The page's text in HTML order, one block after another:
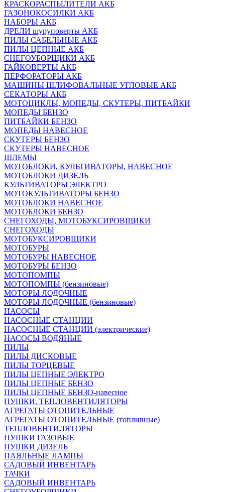
КРАСКОРАСПЫЛИТЕЛИ АКБ
ГАЗОНОКОСИЛКИ АКБ
НАБОРЫ АКБ
ДРЕЛИ шуруповерты АКБ
ПИЛЫ САБЕЛЬНЫЕ АКБ
ПИЛЫ ЦЕПНЫЕ АКБ
СНЕГОУБОРЩИКИ АКБ
ГАЙКОВЕРТЫ АКБ
ПЕРФОРАТОРЫ АКБ
МАШИНЫ ШЛИФОВАЛЬНЫЕ УГЛОВЫЕ АКБ
СЕКАТОРЫ АКБ
МОТОЦИКЛЫ, МОПЕДЫ, СКУТЕРЫ, ПИТБАЙКИ
МОПЕДЫ БЕНЗО
ПИТБАЙКИ БЕНЗО
МОПЕДЫ НАВЕСНОЕ
СКУТЕРЫ БЕНЗО
СКУТЕРЫ НАВЕСНОЕ
ШЛЕМЫ
МОТОБЛОКИ, КУЛЬТИВАТОРЫ, НАВЕСНОЕ
МОТОБЛОКИ ДИЗЕЛЬ
КУЛЬТИВАТОРЫ ЭЛЕКТРО
МОТОКУЛЬТИВАТОРЫ БЕНЗО
МОТОБЛОКИ НАВЕСНОЕ
МОТОБЛОКИ БЕНЗО
СНЕГОХОДЫ, МОТОБУКСИРОВЩИКИ
СНЕГОХОДЫ
МОТОБУКСИРОВЩИКИ
МОТОБУРЫ
МОТОБУРЫ НАВЕСНОЕ
МОТОБУРЫ БЕНЗО
МОТОПОМПЫ
МОТОПОМПЫ (бензиновые)
МОТОРЫ ЛОДОЧНЫЕ
МОТОРЫ ЛОДОЧНЫЕ (бензиновые)
НАСОСЫ
НАСОСНЫЕ СТАНЦИИ
НАСОСНЫЕ СТАНЦИИ (электрические)
НАСОСЫ ВОДЯНЫЕ
ПИЛЫ
ПИЛЫ ДИСКОВЫЕ
ПИЛЫ ТОРЦЕВЫЕ
ПИЛЫ ЦЕПНЫЕ ЭЛЕКТРО
ПИЛЫ ЦЕПНЫЕ БЕНЗО
ПИЛЫ ЦЕПНЫЕ БЕНЗО-навесное
ПУШКИ, ТЕПЛОВЕНТИЛЯТОРЫ
АГРЕГАТЫ ОТОПИТЕЛЬНЫЕ
АГРЕГАТЫ ОТОПИТЕЛЬНЫЕ (топливные)
ТЕПЛОВЕНТИЛЯТОРЫ
ПУШКИ ГАЗОВЫЕ
ПУШКИ ДИЗЕЛЬ
ПАЯЛЬНЫЕ ЛАМПЫ
САДОВЫЙ ИНВЕНТАРЬ
ТАЧКИ
САДОВЫЙ ИНВЕНТАРЬ